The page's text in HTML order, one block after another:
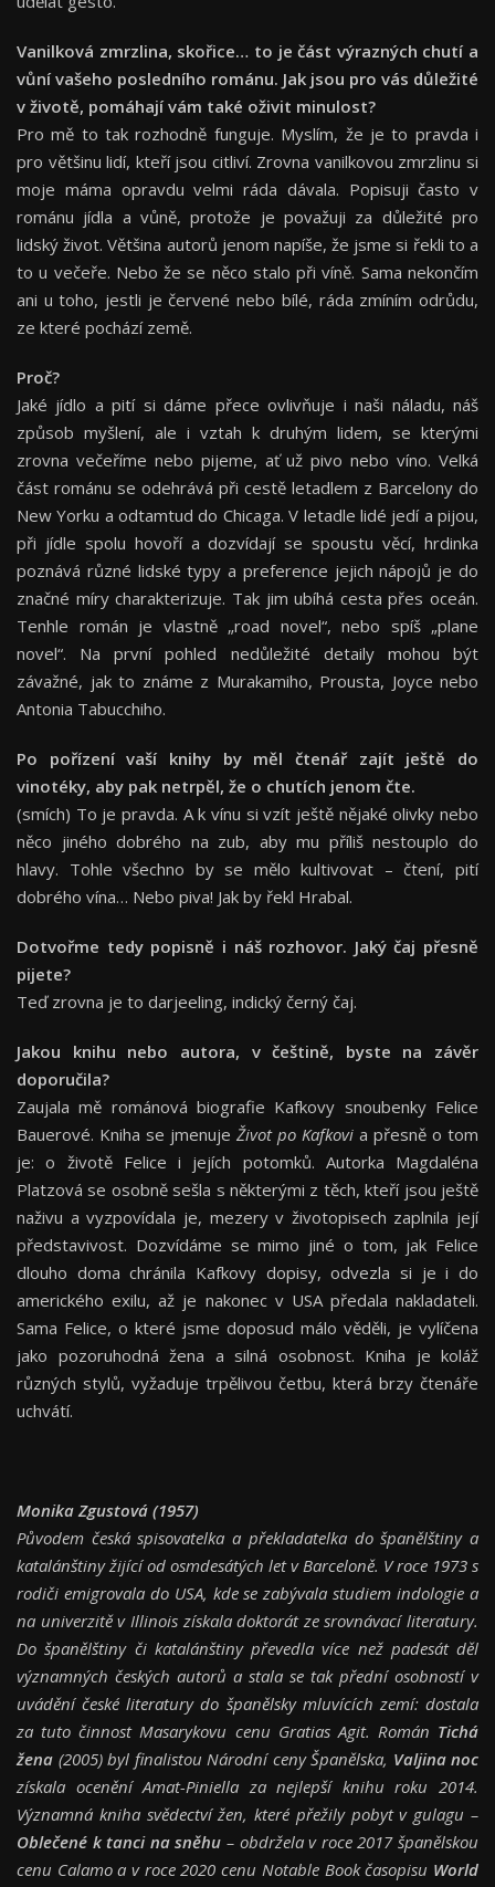
Vanilková zmrzlina, skořice… to je část výrazných chutí a
vůní vašeho posledního románu. Jak jsou pro vás důležité
v životě, pomáhají vám také oživit minulost?
Pro mě to tak rozhodně funguje. Myslím, že je to pravda i
pro většinu lidí, kteří jsou citliví. Zrovna vanilkovou zmrzlinu si
moje máma opravdu velmi ráda dávala. Popisuji často v
románu jídla a vůně, protože je považuji za důležité pro
lidský život. Většina autorů jenom napíše, že jsme si řekli to a
to u večeře. Nebo že se něco stalo při víně. Sama nekončím
ani u toho, jestli je červené nebo bílé, ráda zmíním odrůdu,
ze které pochází země.
Proč?
Jaké jídlo a pití si dáme přece ovlivňuje i naši náladu, náš
způsob myšlení, ale i vztah k druhým lidem, se kterými
zrovna večeříme nebo pijeme, ať už pivo nebo víno. Velká
část románu se odehrává při cestě letadlem z Barcelony do
New Yorku a odtamtud do Chicaga. V letadle lidé jedí a pijou,
při jídle spolu hovoří a dozvídají se spoustu věcí, hrdinka
poznává různé lidské typy a preference jejich nápojů je do
značné míry charakterizuje. Tak jim ubíhá cesta přes oceán.
Tenhle román je vlastně „road novel“, nebo spíš „plane
novel“. Na první pohled nedůležité detaily mohou být
závažné, jak to známe z Murakamiho, Prousta, Joyce nebo
Antonia Tabucchiho.
Po pořízení vaší knihy by měl čtenář zajít ještě do
vinotéky, aby pak netrpěl, že o chutích jenom čte.
(smích) To je pravda. A k vínu si vzít ještě nějaké olivky nebo
něco jiného dobrého na zub, aby mu příliš nestouplo do
hlavy. Tohle všechno by se mělo kultivovat – čtení, pití
dobrého vína… Nebo piva! Jak by řekl Hrabal.
Dotvořme tedy popisně i náš rozhovor. Jaký čaj přesně
pijete?
Teď zrovna je to darjeeling, indický černý čaj.
Jakou knihu nebo autora, v češtině, byste na závěr
doporučila?
Zaujala mě románová biografie Kafkovy snoubenky Felice
Bauerové. Kniha se jmenuje Život po Kafkovi a přesně o tom
je: o životě Felice i jejích potomků. Autorka Magdaléna
Platzová se osobně sešla s některými z těch, kteří jsou ještě
naživu a vyzpovídala je, mezery v životopisech zaplnila její
představivost. Dozvídáme se mimo jiné o tom, jak Felice
dlouho doma chránila Kafkovy dopisy, odvezla si je i do
amerického exilu, až je nakonec v USA předala nakladateli.
Sama Felice, o které jsme doposud málo věděli, je vylíčena
jako pozoruhodná žena a silná osobnost. Kniha je koláž
různých stylů, vyžaduje trpělivou četbu, která brzy čtenáře
uchvátí.
Monika Zgustová (1957)
Původem česká spisovatelka a překladatelka do španělštiny a
katalánštiny žijící od osmdesátých let v Barceloně. V roce 1973 s
rodiči emigrovala do USA, kde se zabývala studiem indologie a
na univerzitě v Illinois získala doktorát ze srovnávací literatury.
Do španělštiny či katalánštiny převedla více než padesát děl
významných českých autorů a stala se tak přední osobností v
uvádění české literatury do španělsky mluvících zemí: dostala
za tuto činnost Masarykovu cenu Gratias Agit. Román Tichá
žena (2005) byl finalistou Národní ceny Španělska, Valjina noc
získala ocenění Amat-Piniella za nejlepší knihu roku 2014.
Významná kniha svědectví žen, které přežily pobyt v gulagu –
Oblečené k tanci na sněhu – obdržela v roce 2017 španělskou
cenu Calamo a v roce 2020 cenu Notable Book časopisu World